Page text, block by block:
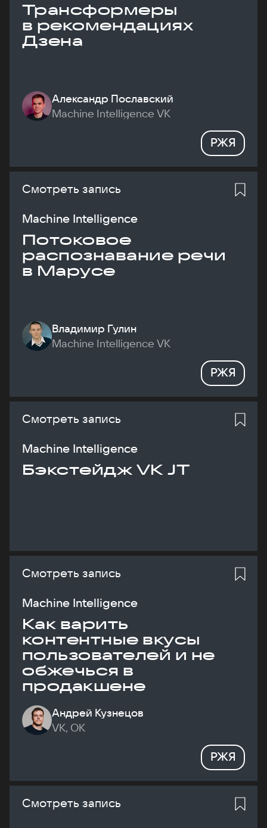
Трансформеры
в рекомендациях
Дзена
Александр Пославский
Machine Intelligence VK
РЖЯ
Смотреть запись
Machine Intelligence
Потоковое
распознавание речи
в Марусе
Владимир Гулин
Machine Intelligence VK
РЖЯ
Смотреть запись
Machine Intelligence
Бэкстейдж VK JT
Смотреть запись
Machine Intelligence
Как варить
контентные вкусы
пользователей и не
обжечься в
продакшене
Андрей Кузнецов
VK, ОК
РЖЯ
Смотреть запись